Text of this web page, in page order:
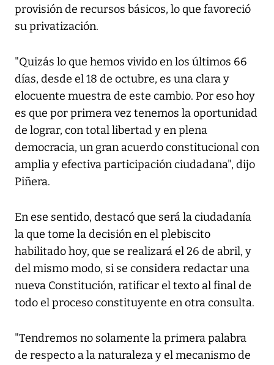
provisión de recursos básicos, lo que favoreció
su privatización.
"Quizás lo que hemos vivido en los últimos 66
días, desde el 18 de octubre, es una clara y
elocuente muestra de este cambio. Por eso hoy
es que por primera vez tenemos la oportunidad
de lograr, con total libertad y en plena
democracia, un gran acuerdo constitucional con
amplia y efectiva participación ciudadana", dijo
Piñera.
En ese sentido, destacó que será la ciudadanía
la que tome la decisión en el plebiscito
habilitado hoy, que se realizará el 26 de abril, y
del mismo modo, si se considera redactar una
nueva Constitución, ratificar el texto al final de
todo el proceso constituyente en otra consulta.
"Tendremos no solamente la primera palabra
de respecto a la naturaleza y el mecanismo de